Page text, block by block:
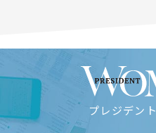
プレジデン